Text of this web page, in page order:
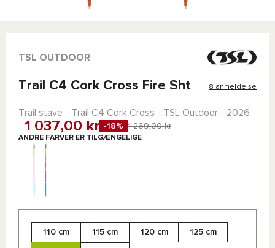
TSL OUTDOOR
Trail C4 Cork Cross Fire Sht 8 anmeldelse
Trail stave - Trail C4 Cork Cross - TSL Outdoor - 2026
1 037,00 kr -18% 1 269,00 kr
ANDRE FARVER ER TILGÆNGELIGE
110 cm 115 cm 120 cm 125 cm